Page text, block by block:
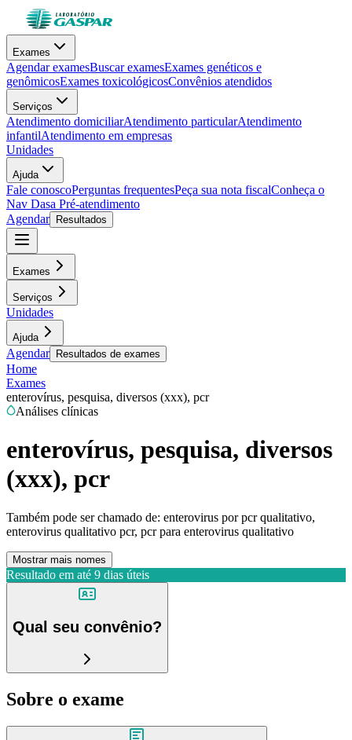
Exames
Agendar examesBuscar examesExames genéticos e
genômicosExames toxicológicosConvênios atendidos
Serviços
Atendimento domiciliarAtendimento particularAtendimento
infantilAtendimento em empresas
Unidades
Ajuda
Fale conoscoPerguntas frequentesPeça sua nota fiscalConheça o
Nav Dasa Pré-atendimento
Agendar
Resultados
Exames
Serviços
Unidades
Ajuda
Agendar Resultados de exames
Home
Exames
enterovírus, pesquisa, diversos (xxx), pcr
Análises clínicas
enterovírus, pesquisa, diversos
(xxx), pcr
Também pode ser chamado de: enterovirus por pcr qualitativo,
enterovirus qualitativo pcr, pcr para enterovirus qualitativo
Mostrar mais nomes
Resultado em até 9 dias úteis
Qual seu convênio?
Sobre o exame